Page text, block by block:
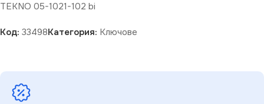
TEKNO 05-1021-102 bi
Код: 33498Категория: Ключове